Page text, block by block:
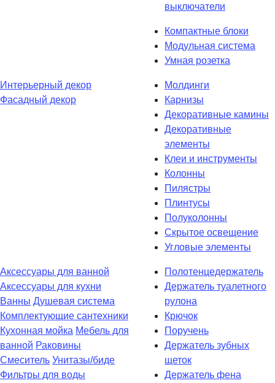
выключатели
Компактные блоки
Модульная система
Умная розетка
Интерьерный декор
Фасадный декор
Молдинги
Карнизы
Декоративные камины
Декоративные
элементы
Клеи и инструменты
Колонны
Пилястры
Плинтусы
Полуколонны
Скрытое освещение
Угловые элементы
Аксессуары для ванной
Аксессуары для кухни
Ванны Душевая система
Комплектующие сантехники
Кухонная мойка Мебель для
ванной Раковины
Смеситель Унитазы/биде
Фильтры для воды
Полотенцедержатель
Держатель туалетного
рулона
Крючок
Поручень
Держатель зубных
щеток
Держатель фена